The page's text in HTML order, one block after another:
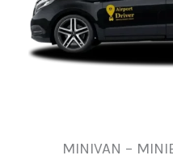
MINIVAN –